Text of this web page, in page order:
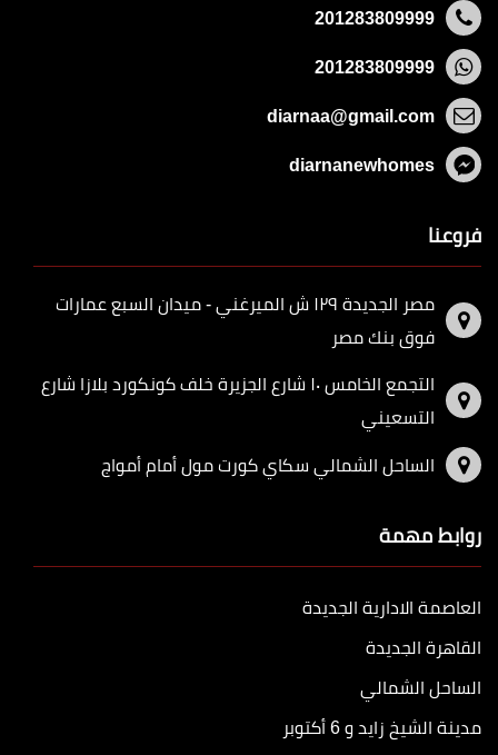
201283809999
201283809999
diarnaa@gmail.com
diarnanewhomes
فروعنا
مصر الجديدة ١٢٩ ش الميرغني - ميدان السبع عمارات
فوق بنك مصر
التجمع الخامس ١٠ شارع الجزيرة خلف كونكورد بلازا شارع
التسعيني
الساحل الشمالي سكاي كورت مول أمام أمواج
روابط مهمة
العاصمة الادارية الجديدة
القاهرة الجديدة
الساحل الشمالي
مدينة الشيخ زايد و 6 أكتوبر